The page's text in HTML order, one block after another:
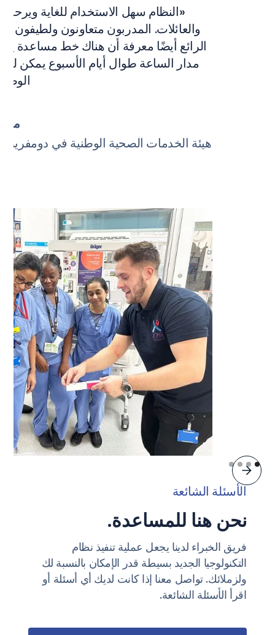
«النظام سهل الاستخدام للغاية ويرحب
والعائلات. المدربون متعاونون ولطيفون
الرائع أيضًا معرفة أن هناك خط مساعدة
مدار الساعة طوال أيام الأسبوع يمكن
هيئة الخدمات الصحية الوطنية في دومفريز
الأسئلة الشائعة
نحن هنا للمساعدة.
فريق الخبراء لدينا يجعل عملية تنفيذ نظام
التكنولوجيا الجديد بسيطة قدر الإمكان بالنسبة لك
ولزملائك. تواصل معنا إذا كانت لديك أي أسئلة أو
اقرأ الأسئلة الشائعة.